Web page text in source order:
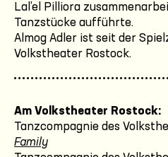
Lal’el Pilliora
Tanzstücke aufführte.
Almog Adler ist seit der
Volkstheater Rostock.
Am Volkstheater Rostock:
Tanzcompagnie des
Family